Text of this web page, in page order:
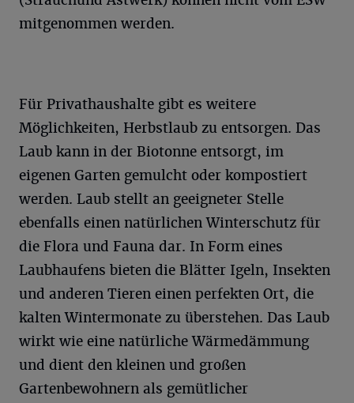
mitgenommen werden.
Für Privathaushalte gibt es weitere
Möglichkeiten, Herbstlaub zu entsorgen. Das
Laub kann in der Biotonne entsorgt, im
eigenen Garten gemulcht oder kompostiert
werden. Laub stellt an geeigneter Stelle
ebenfalls einen natürlichen Winterschutz für
die Flora und Fauna dar. In Form eines
Laubhaufens bieten die Blätter Igeln, Insekten
und anderen Tieren einen perfekten Ort, die
kalten Wintermonate zu überstehen. Das Laub
wirkt wie eine natürliche Wärmedämmung
und dient den kleinen und großen
Gartenbewohnern als gemütlicher